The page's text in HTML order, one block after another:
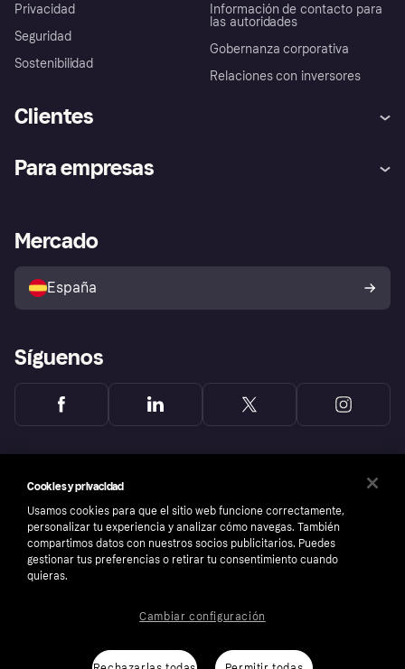
Privacidad
Seguridad
Sostenibilidad
Información de contacto para
las autoridades
Gobernanza corporativa
Relaciones con inversores
Clientes
Inicio de sesión
Directorio de tiendas
Política de protección al
comprador de Klarna
Reclamaciones
Para empresas
Acceso empresas
Mercado
España
Síguenos
Número de empresa: 556737-0431
Cookies y privacidad
Usamos cookies para que el sitio web funcione correctamente,
personalizar tu experiencia y analizar cómo navegas. También
compartimos datos con nuestros socios publicitarios. Puedes
gestionar tus preferencias o retirar tu consentimiento cuando
quieras.
Cambiar configuración